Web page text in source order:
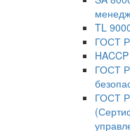
TL
ГОСТ
ГОСТ
ГОСТ Р